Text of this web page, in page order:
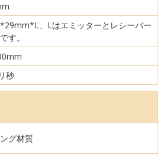
、Lはエミッターとレシーバー
す。
秒
グ材質